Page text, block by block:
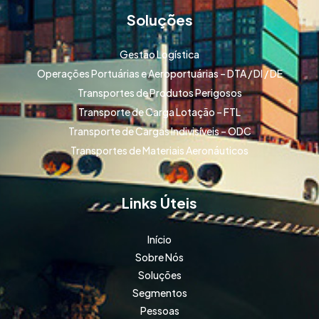
Soluções
Gestão Logística
Operações Portuárias e Aeroportuárias – DTA / DI / DE
Transportes de Produtos Perigosos
Transporte de Carga Lotação – FTL
Transporte de Cargas Indivisíveis – ODC
Transportes de Materiais Aeronáuticos
Links Úteis
Início
Sobre Nós
Soluções
Segmentos
Pessoas